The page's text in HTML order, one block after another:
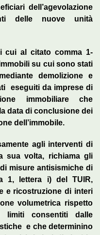
dell’agevolazione
delle nuove unità
cui al citato comma 1­
su cui sono stati
demolizione e
eseguiti da imprese di
immobiliare che
data di conclusione dei
dell’immobile.
agli interventi di
sua volta, richiama gli
misure antisismiche di
1, lettera i) del TUIR,
e ricostruzione di interi
volumetrica rispetto
limiti consentiti dalle
e che determinino